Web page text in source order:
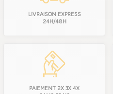
LIVRAISON EXPRESS
24H/48H
PAIEMENT 2X 3X 4X